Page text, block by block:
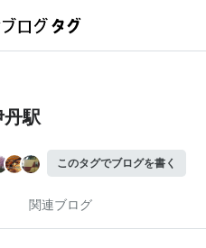
丹駅
このタグでブログを書く
関連ブログ